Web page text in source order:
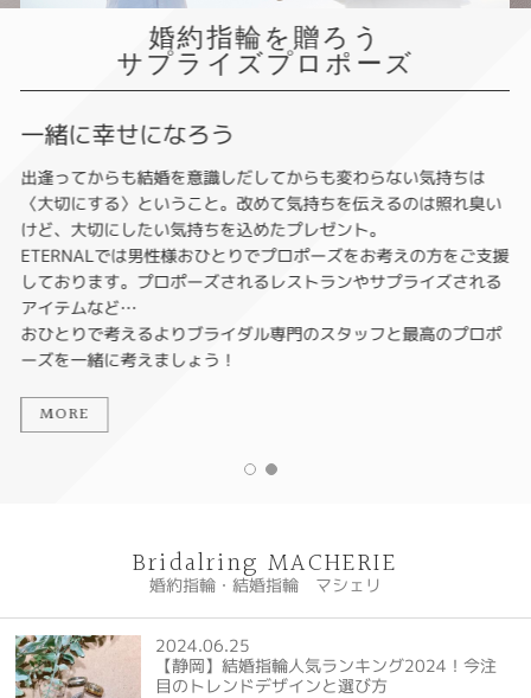
婚約指輪を贈ろう
サプライズプロポーズ
一緒に幸せになろう
出逢ってからも結婚を意識しだしてからも変わらない気持ちは
〈大切にする〉ということ。改めて気持ちを伝えるのは照れ臭い
けど、大切にしたい気持ちを込めたプレゼント。
ETERNALでは男性様おひとりでプロポーズをお考えの方をご支援
しております。プロポーズされるレストランやサプライズされる
アイテムなど…
おひとりで考えるよりブライダル専門のスタッフと最高のプロポ
ーズを一緒に考えましょう！
MORE
Bridalring MACHERIE
婚約指輪・結婚指輪 マシェリ
2024.06.25
【静岡】結婚指輪人気ランキング2024！今注
目のトレンドデザインと選び方